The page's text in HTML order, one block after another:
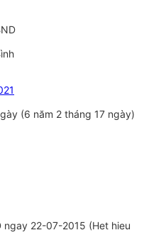
(6 năm 2 tháng 17 ngày)
ngay 22-07-2015 (Het hieu